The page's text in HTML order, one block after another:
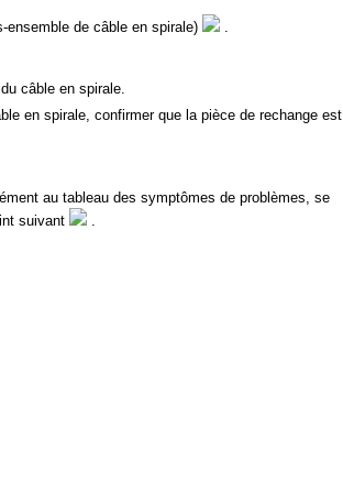
ensemble de câble en spirale)
.
câble en spirale.
en spirale, confirmer que la pièce de rechange est
au tableau des symptômes de problèmes, se
suivant
.